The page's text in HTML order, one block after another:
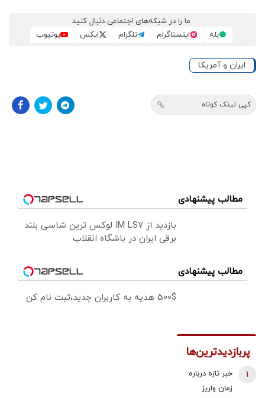
ما را در شبکه‌های اجتماعی دنبال کنید
بله
اینستاگرام تلگرام ایکس یوتیوب
ایران و آمریکا
کپی لینک کوتاه
مطالب پیشنهادی
بازدید از IM LS7 لوکس ترین شاسی بلند
برقی ایران در باشگاه انقلاب
مطالب پیشنهادی
500$ هدیه به کاربران جدید،ثبت نام کن
پربازدیدترین‌ها
خبر تازه درباره
زمان واریز
1